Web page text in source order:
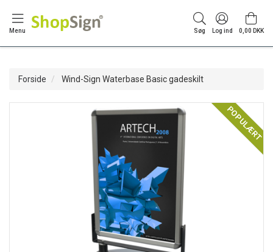
Menu Søg Log ind 0,00 DKK
Forside Wind-Sign Waterbase Basic gadeskilt
POPULÆRT